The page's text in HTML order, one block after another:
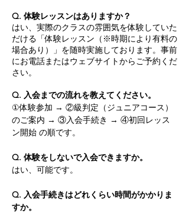
Q. 体験レッスンはありますか？
はい、実際のクラスの雰囲気を体験していた
だける「体験レッスン（※時期により有料の
場合あり）」を随時実施しております。事前
にお電話またはウェブサイトからご予約くだ
さい。
Q. 入会までの流れを教えてください。
①体験参加 → ②級判定（ジュニアコース）
のご案内 → ③入会手続き → ④初回レッス
ン開始 の順です。
Q. 体験をしないで入会できますか。
はい、可能です。
Q. 入会手続きはどれくらい時間がかかりま
すか。